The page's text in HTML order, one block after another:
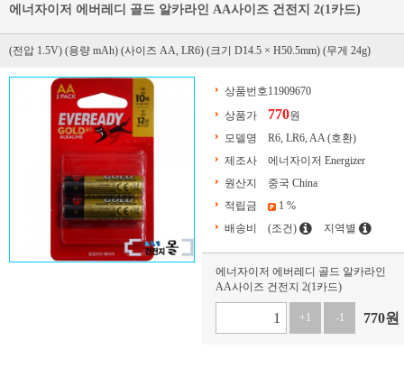
에너자이저 에버레디 골드 알카라인 AA사이즈 건전지 2(1카드)
(전압 1.5V) (용량 mAh) (사이즈 AA, LR6) (크기 D14.5 × H50.5mm) (무게 24g)
상품번호11909670
상품가
770원
모델명
R6, LR6, AA (호환)
제조사
에너자이저 Energizer
원산지
중국 China
적립금
1 %
배송비
(조건) 지역별
에너자이저 에버레디 골드 알카라인
AA사이즈 건전지 2(1카드)
+1 -1 770원